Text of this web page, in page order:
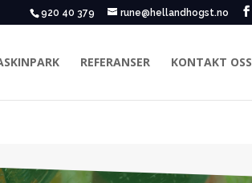
920 40 379 rune@hellandhogst.no
REFERANSER KONTAKT OSS